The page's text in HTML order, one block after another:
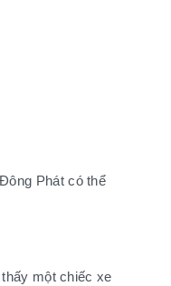
Phát có thể
một chiếc xe